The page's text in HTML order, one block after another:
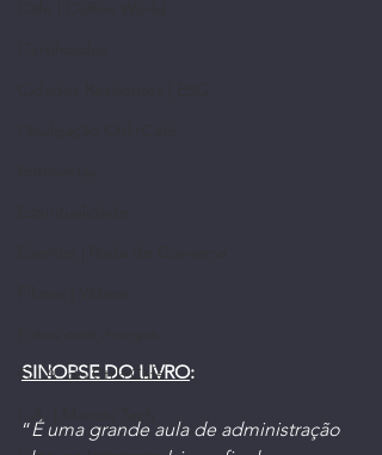
G.I.A. do Ctrl+Café
I. A. | Mundo Tech
SINOPSE DO LIVRO:
“É uma grande aula de administração